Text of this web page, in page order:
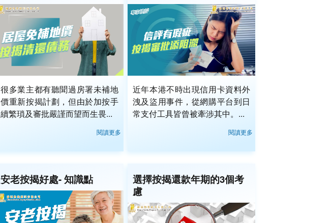
很多業主都有聽聞過房署未補地
價重新按揭計劃，但由於加按手
續繁瑣及審批嚴謹而望而生畏...
閱讀更多
近年本港不時出現信用卡資料外
洩及盜用事件，從網購平台到日
常支付工具皆曾被牽涉其中。...
閱讀更多
安老按揭好處- 知識點
選擇按揭還款年期的3個考
慮